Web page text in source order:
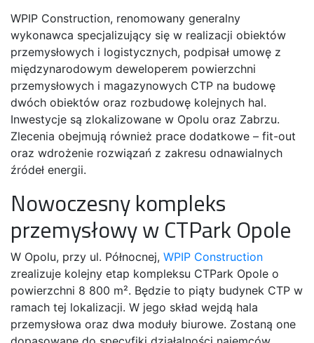
WPIP Construction, renomowany generalny
wykonawca specjalizujący się w realizacji obiektów
przemysłowych i logistycznych, podpisał umowę z
międzynarodowym deweloperem powierzchni
przemysłowych i magazynowych CTP na budowę
dwóch obiektów oraz rozbudowę kolejnych hal.
Inwestycje są zlokalizowane w Opolu oraz Zabrzu.
Zlecenia obejmują również prace dodatkowe – fit-out
oraz wdrożenie rozwiązań z zakresu odnawialnych
źródeł energii.
Nowoczesny kompleks
przemysłowy w CTPark Opole
W Opolu, przy ul. Północnej, WPIP Construction
zrealizuje kolejny etap kompleksu CTPark Opole o
powierzchni 8 800 m². Będzie to piąty budynek CTP w
ramach tej lokalizacji. W jego skład wejdą hala
przemysłowa oraz dwa moduły biurowe. Zostaną one